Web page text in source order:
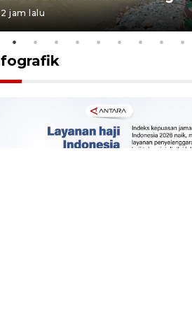
2 jam lalu